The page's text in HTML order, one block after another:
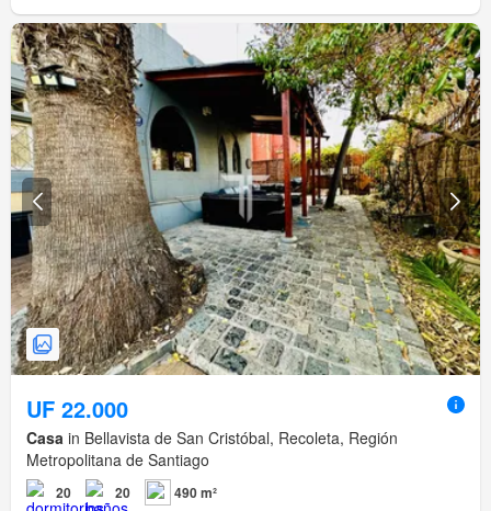
UF 22.000
Casa in Bellavista de San Cristóbal, Recoleta, Región
Metropolitana de Santiago
20 20
490 m²